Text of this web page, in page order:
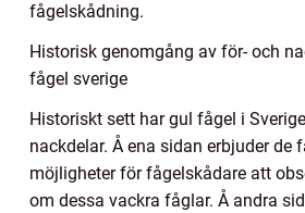
fågelskådning.
Historisk genomgång av för- och
fågel sverige
Historiskt sett har gul fågel i
nackdelar. Å ena sidan erbjuder de
möjligheter för fågelskådare att
om dessa vackra fåglar. Å andra